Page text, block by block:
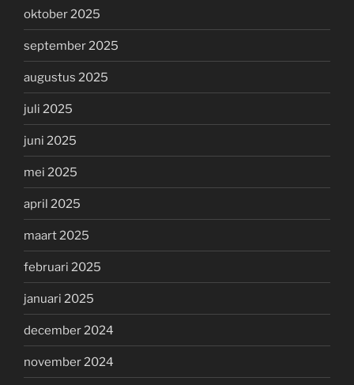
oktober 2025
september 2025
augustus 2025
juli 2025
juni 2025
mei 2025
april 2025
maart 2025
februari 2025
januari 2025
december 2024
november 2024